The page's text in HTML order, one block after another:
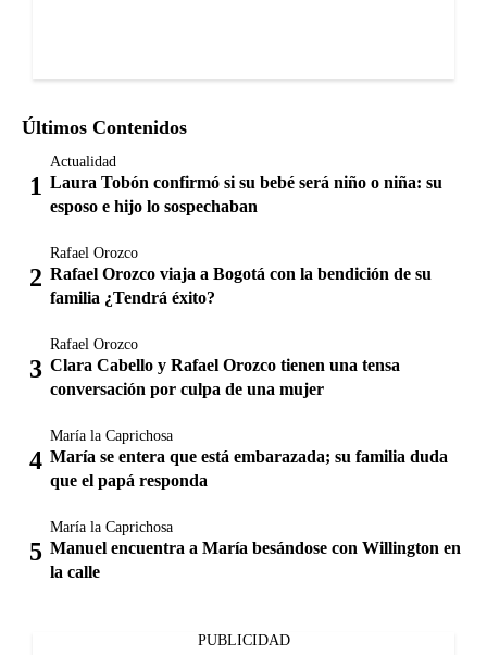
Últimos Contenidos
Actualidad
Laura Tobón confirmó si su bebé será niño o niña: su
esposo e hijo lo sospechaban
Rafael Orozco
Rafael Orozco viaja a Bogotá con la bendición de su
familia ¿Tendrá éxito?
Rafael Orozco
Clara Cabello y Rafael Orozco tienen una tensa
conversación por culpa de una mujer
María la Caprichosa
María se entera que está embarazada; su familia duda
que el papá responda
María la Caprichosa
Manuel encuentra a María besándose con Willington en
la calle
PUBLICIDAD